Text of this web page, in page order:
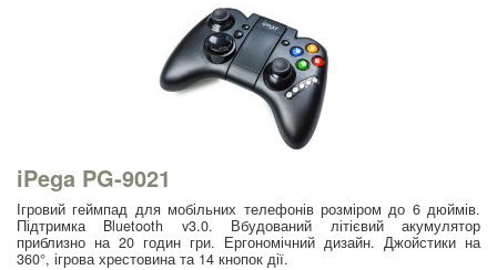
iPega PG-9021
Ігровий геймпад для мобільних телефонів розміром до 6 дюймів.
Підтримка Bluetooth v3.0. Вбудований літієвий акумулятор
приблизно на 20 годин гри. Ергономічний дизайн. Джойстики на
360°, ігрова хрестовина та 14 кнопок дії.